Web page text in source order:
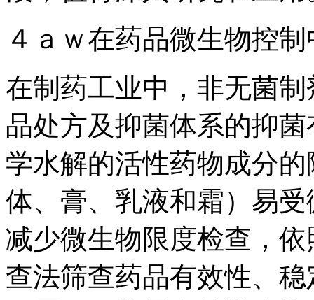
４ａｗ在药品微生物控
在制药工业中，非无菌
品处方及抑菌体系的抑
学水解的活性药物成分
体、膏、乳液和霜）易
减少微生物限度检查，
查法筛查药品有效性、